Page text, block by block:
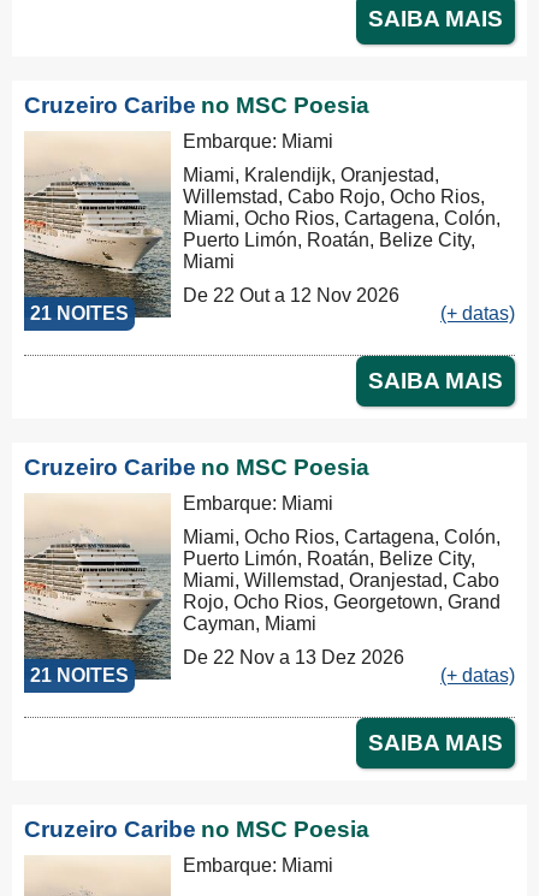
SAIBA MAIS
Cruzeiro Caribe no MSC Poesia
21 NOITES
Embarque: Miami
Miami, Kralendijk, Oranjestad,
Willemstad, Cabo Rojo, Ocho Rios,
Miami, Ocho Rios, Cartagena, Colón,
Puerto Limón, Roatán, Belize City,
Miami
De 22 Out a 12 Nov 2026
(+ datas)
SAIBA MAIS
Cruzeiro Caribe no MSC Poesia
21 NOITES
Embarque: Miami
Miami, Ocho Rios, Cartagena, Colón,
Puerto Limón, Roatán, Belize City,
Miami, Willemstad, Oranjestad, Cabo
Rojo, Ocho Rios, Georgetown, Grand
Cayman, Miami
De 22 Nov a 13 Dez 2026
(+ datas)
SAIBA MAIS
Cruzeiro Caribe no MSC Poesia
Embarque: Miami